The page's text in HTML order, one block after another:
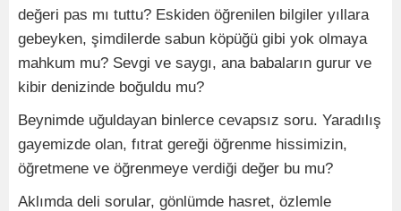
değeri pas mı tuttu? Eskiden öğrenilen bilgiler yıllara
gebeyken, şimdilerde sabun köpüğü gibi yok olmaya
mahkum mu? Sevgi ve saygı, ana babaların gurur ve
kibir denizinde boğuldu mu?
Beynimde uğuldayan binlerce cevapsız soru. Yaradılış
gayemizde olan, fıtrat gereği öğrenme hissimizin,
öğretmene ve öğrenmeye verdiği değer bu mu?
Aklımda deli sorular, gönlümde hasret, özlemle